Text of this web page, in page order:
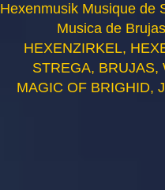
Hexenmusik Musique de
Musica de
HEXENZIRKEL,
STREGA, BRUJAS,
MAGIC OF BRIGHID,